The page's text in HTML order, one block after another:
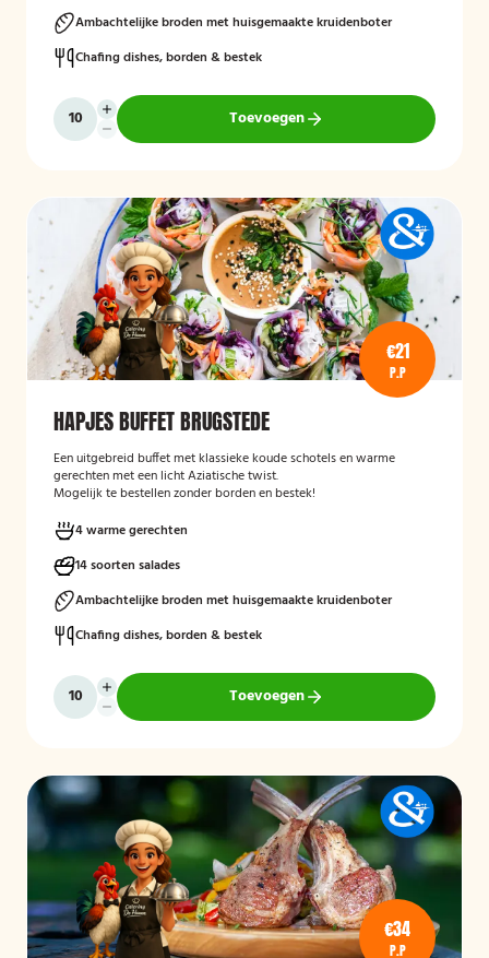
Ambachtelijke broden met huisgemaakte kruidenboter
Chafing dishes, borden & bestek
Toevoegen
€21
P.P
HAPJES BUFFET BRUGSTEDE
Een uitgebreid buffet met klassieke koude schotels en warme
gerechten met een licht Aziatische twist.
Mogelijk te bestellen zonder borden en bestek!
4 warme gerechten
14 soorten salades
Ambachtelijke broden met huisgemaakte kruidenboter
Chafing dishes, borden & bestek
Toevoegen
€34
P.P